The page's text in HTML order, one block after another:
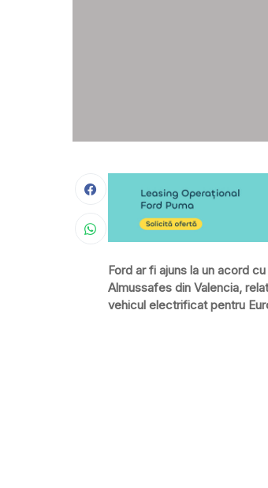
Ford ar fi ajuns la un acord
Almussafes din Valencia,
vehicul electrificat pentru